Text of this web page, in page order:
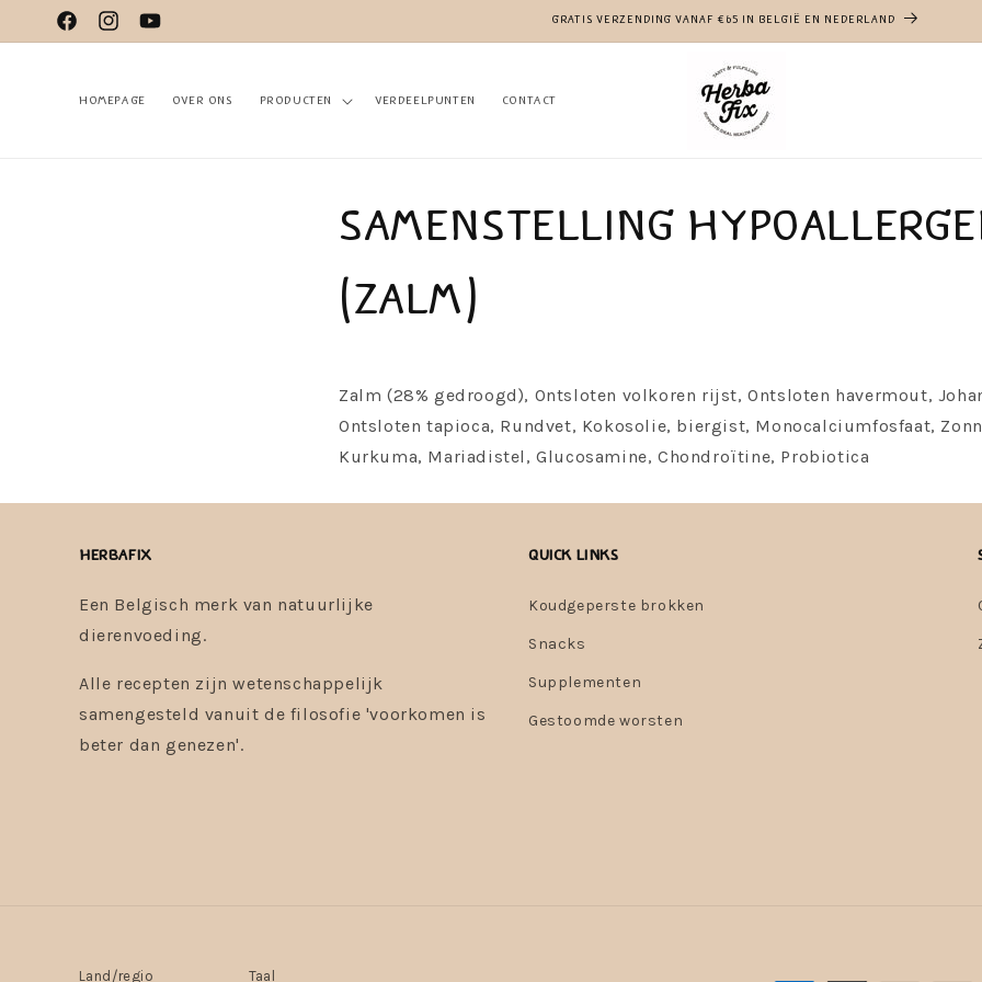
naar de
content
FacebookInstagram
YouTube
GRATIS VERZENDING VANAF €65 IN BELGIË EN NEDERLAND
Homepage Over ons Producten Verdeelpunten Contact
Samenstelling
(Zalm)
Zalm (28% gedroogd), Ontsloten volkoren rijst, Ontsloten havermout,
Ontsloten tapioca, Rundvet, Kokosolie, biergist, Monocalciumfosfaat,
Kurkuma, Mariadistel, Glucosamine, Chondroïtine, Probiotica
Herbafix
Een Belgisch merk van natuurlijke
dierenvoeding.
Alle recepten zijn wetenschappelijk
samengesteld vanuit de filosofie 'voorkomen is
beter dan genezen'.
Quick links
Koudgeperste brokken
Snacks
Supplementen
Gestoomde worsten
Land/regio Taal